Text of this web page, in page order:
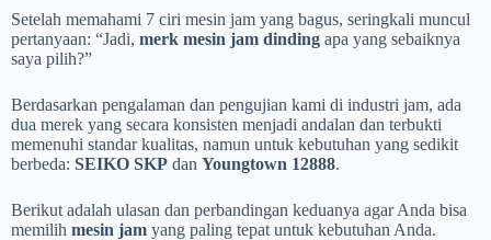
Setelah memahami 7 ciri mesin jam yang bagus, seringkali muncul
pertanyaan: “Jadi, merk mesin jam dinding apa yang sebaiknya
saya pilih?”
Berdasarkan pengalaman dan pengujian kami di industri jam, ada
dua merek yang secara konsisten menjadi andalan dan terbukti
memenuhi standar kualitas, namun untuk kebutuhan yang sedikit
berbeda: SEIKO SKP dan Youngtown 12888.
Berikut adalah ulasan dan perbandingan keduanya agar Anda bisa
memilih mesin jam yang paling tepat untuk kebutuhan Anda.